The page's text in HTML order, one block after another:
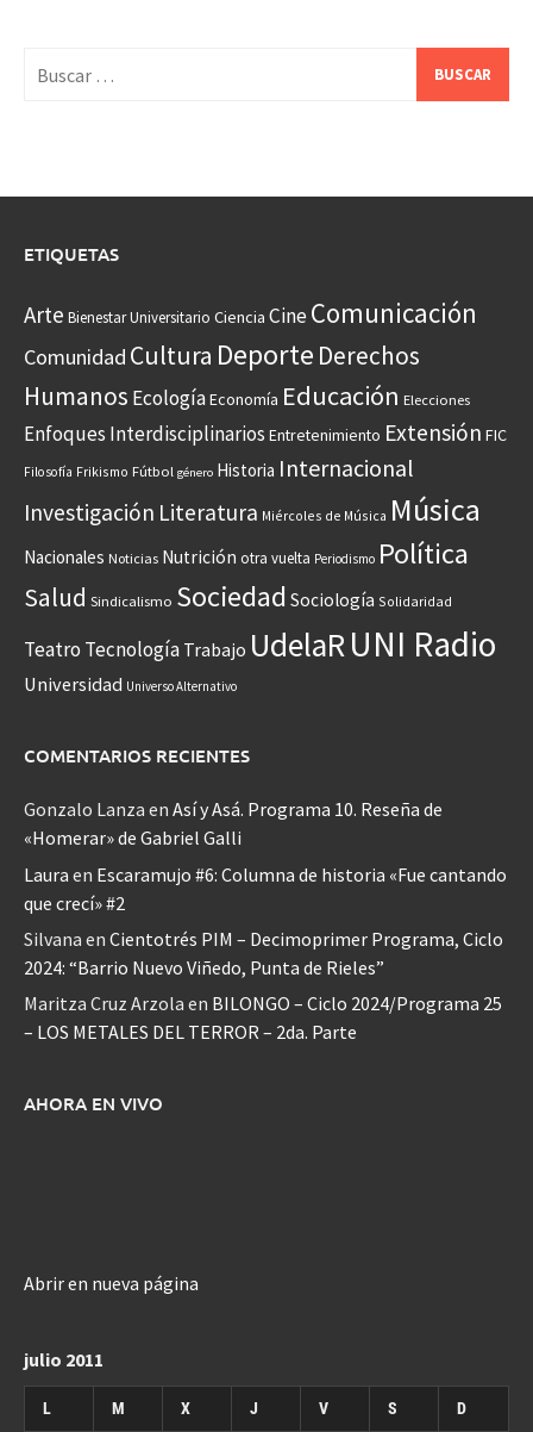
ETIQUETAS
Arte Bienestar Universitario Ciencia CineComunicación
Comunidad Cultura Deporte Derechos
Humanos EcologíaEconomía Educación Elecciones
Enfoques Interdisciplinarios Entretenimiento Extensión FIC
Filosofía Frikismo Fútbol género Historia Internacional
Investigación Literatura Miércoles de Música Música
Nacionales Noticias Nutrición otra vuelta Periodismo Política
Salud Sindicalismo Sociedad Sociología Solidaridad
Teatro Tecnología Trabajo UdelaRUNI Radio
Universidad Universo Alternativo
COMENTARIOS RECIENTES
Gonzalo Lanza en Así y Asá. Programa 10. Reseña de
«Homerar» de Gabriel Galli
Laura en Escaramujo #6: Columna de historia «Fue cantando
que crecí» #2
Silvana en Cientotrés PIM – Decimoprimer Programa, Ciclo
2024: “Barrio Nuevo Viñedo, Punta de Rieles”
Maritza Cruz Arzola en BILONGO – Ciclo 2024/Programa 25
– LOS METALES DEL TERROR – 2da. Parte
AHORA EN VIVO
Abrir en nueva página
julio 2011
L M X J V S D